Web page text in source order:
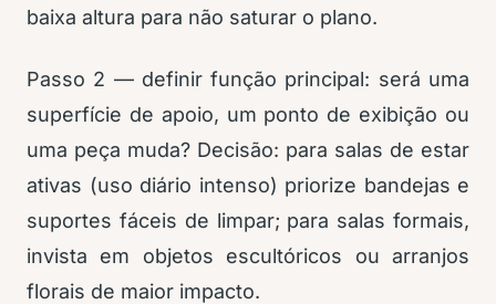
baixa altura para não saturar o plano.
Passo 2 — definir função principal: será uma
superfície de apoio, um ponto de exibição ou
uma peça muda? Decisão: para salas de estar
ativas (uso diário intenso) priorize bandejas e
suportes fáceis de limpar; para salas formais,
invista em objetos escultóricos ou arranjos
florais de maior impacto.